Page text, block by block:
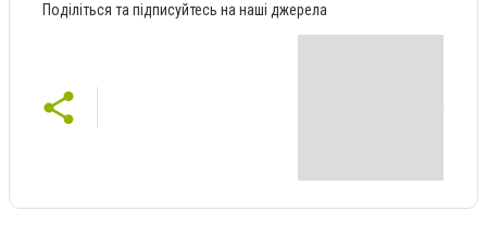
Поділіться та підписуйтесь на наші джерела